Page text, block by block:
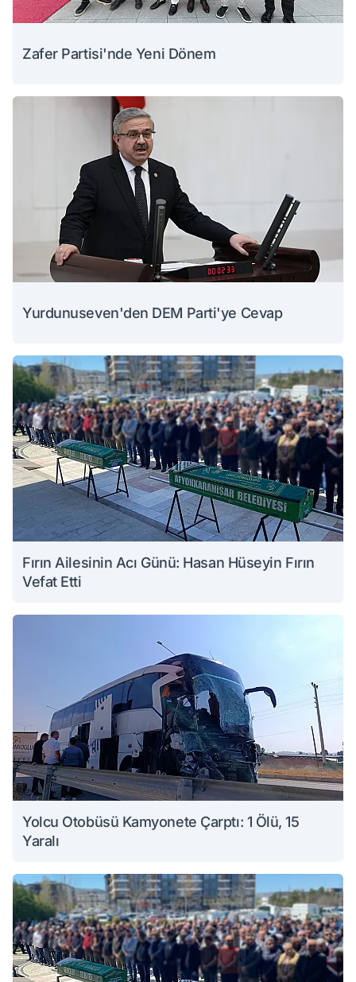
Zafer Partisi'nde Yeni Dönem
Yurdunuseven'den DEM Parti'ye Cevap
Fırın Ailesinin Acı Günü: Hasan Hüseyin Fırın
Vefat Etti
Yolcu Otobüsü Kamyonete Çarptı: 1 Ölü, 15
Yaralı